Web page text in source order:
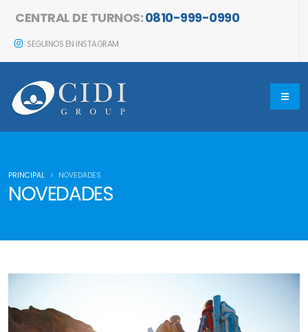
CENTRAL DE TURNOS:0810-999-0990
SEGUINOS EN INSTAGRAM
NOVEDADES
PRINCIPAL NOVEDADES